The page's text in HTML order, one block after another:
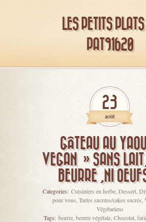
LES PETITS
PAT91620
23
août
GÂTEAU AU
VEGAN » SANS
BEURRE ,NI
Categories: Cuisiniers en herbe Dessert
pour vous Tartes sucrées/cakes sucrés
Végétariens
Tags: beurre, beurre végétale, Chocolat,